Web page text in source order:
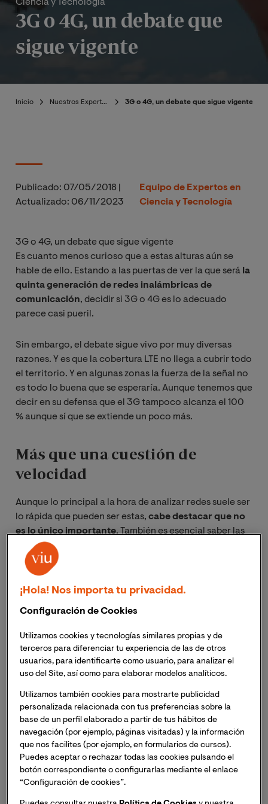
Ciencia y Tecnología
3G o 4G, un debate que
sigue vigente
Inicio Nuestros Expertos 3G o 4G, un debate que sigue vigente
Publicado: 07/05/2018
Actualizado: 06/11/2023
Equipo de Expertos en
Ciencia y Tecnología
3G o 4G, un debate que sigue vigente
Es cuanto menos curioso que a estas alturas aún se
hable de ello. Estando a las puertas de ver la que será la
quinta generación de redes inalámbricas de
comunicación, decidir si 3G o 4G es lo adecuado
parece casi pueril.
Sin embargo, el debate sigue vivo por muy diversas
razones. Y es que la cobertura LTE no llega a cubrir todo
el territorio. Y en algunas zonas la fuerza de la señal no
es todo lo buena que se esperaría. Aunque tenemos que
decir en su defensa que el 3G tampoco alcanza el 100
% aunque sí que se extiende un poco más.
Más que una cuestión de
velocidad
Aunque lo principal a la hora de analizar redes suele ser
lo rápida que pueden ser estas, cabe destacar que no
es lo único importante. También es esencial saber las
condiciones de nuestros equipos, por ejemplo. Hay
teléfonos de gama baja que no están preparados para
operar con redes de cuarta generación. Y lo mismo se
puede decir de otros dispositivos que utilizan una
Por tanto, lo primero que debe mirarse antes de decidir
3G o 4G es si disponemos de un dispositivo adaptado a
esta red. Con que uno solo de los que tenemos no sea
capaz de conectarse, habrá que conformarse con una
generación inferior. Aunque tampoco significa que sea
peor.
Un ejemplo lo tenemos enlos modems USBque se
usan para conectar un ordenador en zonas en las que
WiFino está disponible. Puede que nos parezca
extraño, especialmente en las grandes áreas urbanas.
¡Hola! Nos importa tu privacidad.
Configuración de Cookies
Utilizamos cookies y tecnologías similares propias y de
terceros para diferenciar tu experiencia de las de otros
usuarios, para identificarte como usuario, para analizar el
uso del Site, así como para elaborar modelos analíticos.
Utilizamos también cookies para mostrarte publicidad
personalizada relacionada con tus preferencias sobre la
base de un perfil elaborado a partir de tus hábitos de
navegación (por ejemplo, páginas visitadas) y la información
que nos facilites (por ejemplo, en formularios de cursos).
Puedes aceptar o rechazar todas las cookies pulsando el
botón correspondiente o configurarlas mediante el enlace
“Configuración de cookies”.